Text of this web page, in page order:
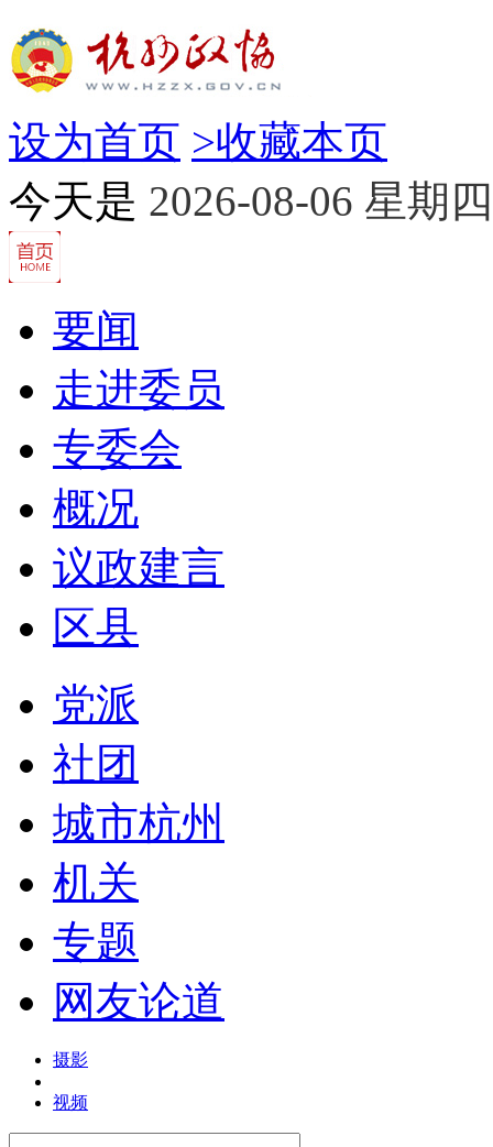
设为首页 >收藏本页
今天是 2026-08-06 星期四
要闻
走进委员
专委会
概况
议政建言
区县
党派
社团
城市杭州
机关
专题
网友论道
摄影
视频